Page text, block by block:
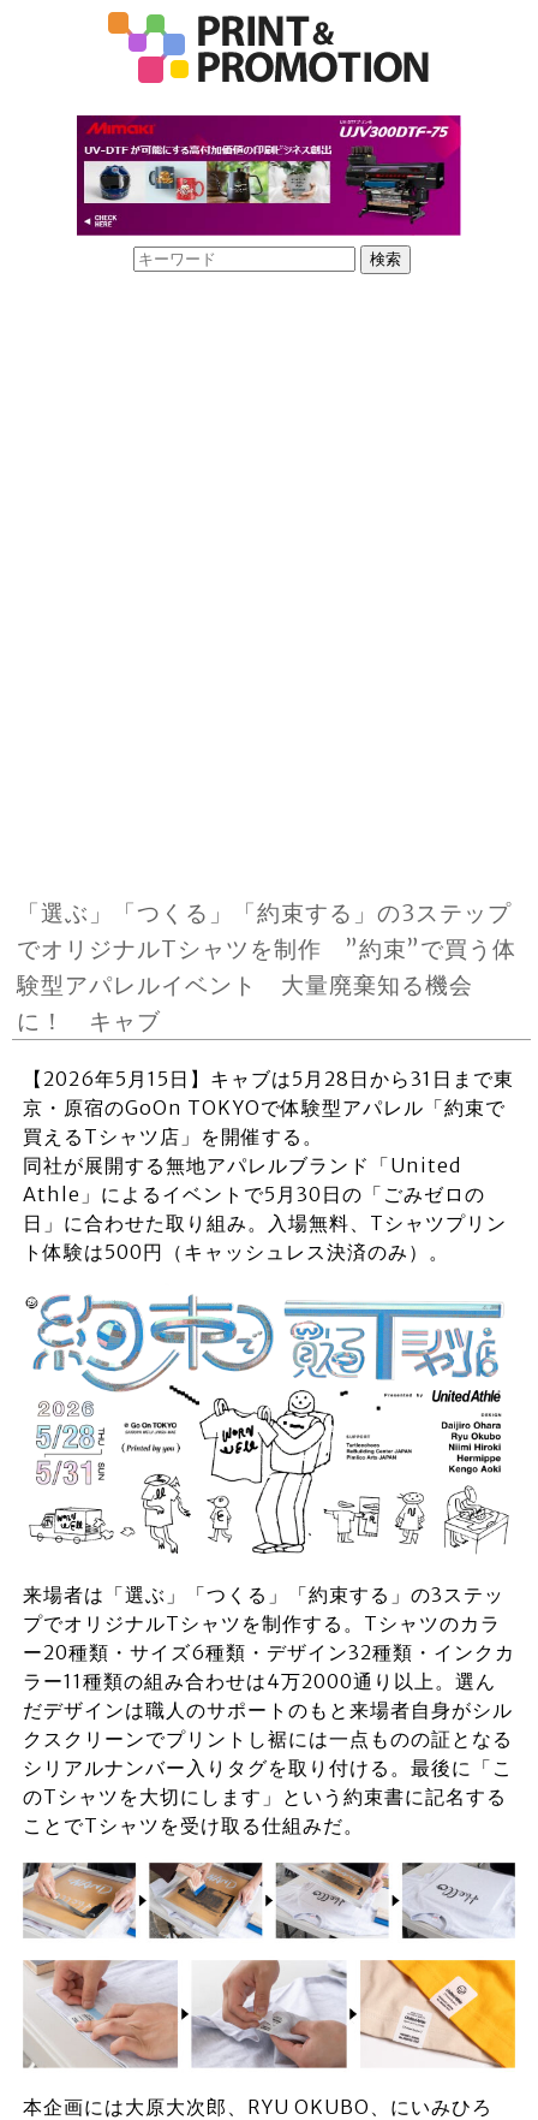
「選ぶ」「つくる」「約束する」の3ステップ
でオリジナルTシャツを制作 ”約束”で買う体
験型アパレルイベント 大量廃棄知る機会
に！ キャブ
【2026年5月15日】キャブは5月28日から31日まで東
京・原宿のGoOn TOKYOで体験型アパレル「約束で
買えるTシャツ店」を開催する。
同社が展開する無地アパレルブランド「United
Athle」によるイベントで5月30日の「ごみゼロの
日」に合わせた取り組み。入場無料、Tシャツプリン
ト体験は500円（キャッシュレス決済のみ）。
来場者は「選ぶ」「つくる」「約束する」の3ステッ
プでオリジナルTシャツを制作する。Tシャツのカラ
ー20種類・サイズ6種類・デザイン32種類・インクカ
ラー11種類の組み合わせは4万2000通り以上。選ん
だデザインは職人のサポートのもと来場者自身がシル
クスクリーンでプリントし裾には一点ものの証となる
シリアルナンバー入りタグを取り付ける。最後に「こ
のTシャツを大切にします」という約束書に記名する
ことでTシャツを受け取る仕組みだ。
本企画には大原大次郎、RYU OKUBO、にいみひろ